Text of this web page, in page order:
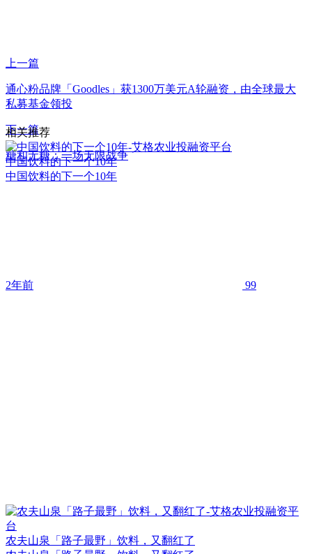
上一篇
通心粉品牌「Goodles」获1300万美元A轮融资，由全球最大
私募基金领投
下一篇
糖和无糖：一场无限战争
相关推荐
中国饮料的下一个10年
中国饮料的下一个10年
2年前 99
农夫山泉「路子最野」饮料，又翻红了